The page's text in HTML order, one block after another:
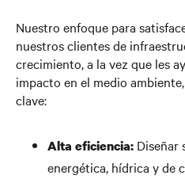
Gobernanza
Nuestro enfoque para
nuestros clientes de
crecimiento, a la vez que les
impacto en el medio
clave:
Alta eficiencia: Diseñar
energética, hídrica y de